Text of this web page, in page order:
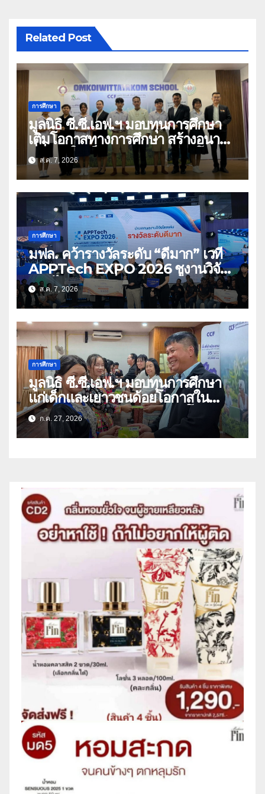
Related Post
การศึกษา
มูลนิธิ ซี.ซี.เอฟ.ฯ มอบทุนการศึกษา
เติมโอกาสทางการศึกษา สร้างอนาคต
ที่มั่นคงให้เด็กและเยาวชนด้อยโอกาส
ส.ค. 7, 2026
การศึกษา
มฟล. คว้ารางวัลระดับ “ดีมาก” เวที
APPTech EXPO 2026 ชูงานวิจัย
สมุนไพร ขับเคลื่อนนวัตกรรมสู่เชิง
พาณิชย์
ส.ค. 7, 2026
การศึกษา
มูลนิธิ ซี.ซี.เอฟ.ฯ มอบทุนการศึกษา
แก่เด็กและเยาวชนด้อยโอกาสใน
จังหวัดเชียงราย-พะเยา สร้างโอกาส
ทางการศึกษา
ก.ค. 27, 2026